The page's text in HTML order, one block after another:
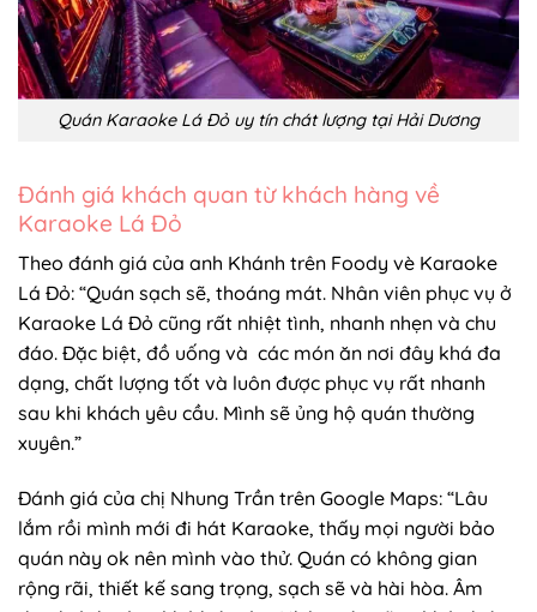
Quán Karaoke Lá Đỏ uy tín chát lượng tại Hải Dương
Đánh giá khách quan từ khách hàng về
Karaoke Lá Đỏ
Theo đánh giá của anh Khánh trên Foody vè Karaoke
Lá Đỏ: “Quán sạch sẽ, thoáng mát. Nhân viên phục vụ ở
Karaoke Lá Đỏ cũng rất nhiệt tình, nhanh nhẹn và chu
đáo. Đặc biệt, đồ uống và các món ăn nơi đây khá đa
dạng, chất lượng tốt và luôn được phục vụ rất nhanh
sau khi khách yêu cầu. Mình sẽ ủng hộ quán thường
xuyên.”
Đánh giá của chị Nhung Trần trên Google Maps: “Lâu
lắm rồi mình mới đi hát Karaoke, thấy mọi người bảo
quán này ok nên mình vào thử. Quán có không gian
rộng rãi, thiết kế sang trọng, sạch sẽ và hài hòa. Âm